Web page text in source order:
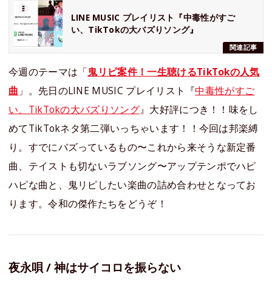
関連記事
LINE MUSIC プレイリスト『中毒性がすご
い、TikTokの大バズりソング』
今週のテーマは「鬼リピ案件！一生聴けるTikTokの人気
曲 」。先日のLINE MUSIC プレイリスト『中毒性がすご
い、TikTokの大バズりソング』大好評につき！！味をし
めてTikTokネタ第二弾いっちゃいます！！今回は邦楽縛
り。すでにバズっているもの〜これから来そうな新定番
曲、テイストも切ないラブソング〜アップテンポでハピ
ハピな曲と、鬼リピしたい楽曲の詰め合わせとなってお
ります。令和の傑作たちをどうぞ！
夜永唄 / 神はサイコロを振らない